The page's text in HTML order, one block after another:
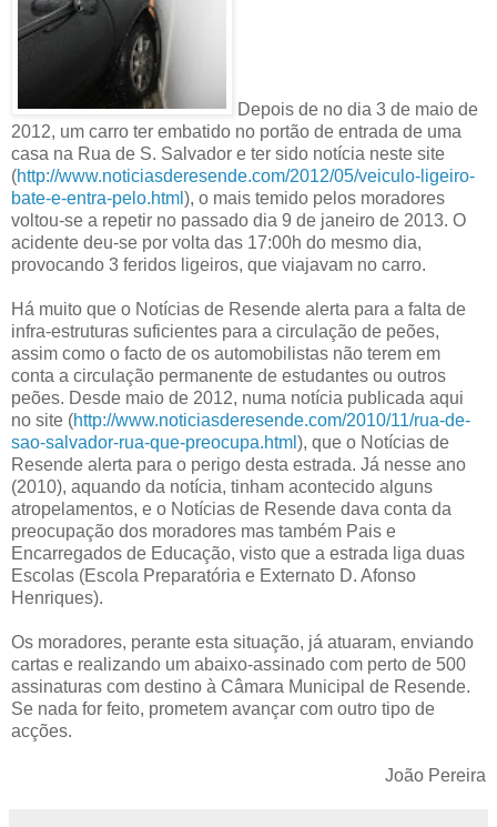
Depois de no dia 3 de maio de
2012, um carro ter embatido no portão de entrada de uma
casa na Rua de S. Salvador e ter sido notícia neste site
(http://www.noticiasderesende.com/2012/05/veiculo-ligeiro-
bate-e-entra-pelo.html ), o mais temido pelos moradores
voltou-se a repetir no passado dia 9 de janeiro de 2013. O
acidente deu-se por volta das 17:00h do mesmo dia,
provocando 3 feridos ligeiros, que viajavam no carro.
Há muito que o Notícias de Resende alerta para a falta de
infra-estruturas suficientes para a circulação de peões,
assim como o facto de os automobilistas não terem em
conta a circulação permanente de estudantes ou outros
peões. Desde maio de 2012, numa notícia publicada aqui
no site (http://www.noticiasderesende.com/2010/11/rua-de-
sao-salvador-rua-que-preocupa.html ), que o Notícias de
Resende alerta para o perigo desta estrada. Já nesse ano
(2010), aquando da notícia, tinham acontecido alguns
atropelamentos, e o Notícias de Resende dava conta da
preocupação dos moradores mas também Pais e
Encarregados de Educação, visto que a estrada liga duas
Escolas (Escola Preparatória e Externato D. Afonso
Henriques).
Os moradores, perante esta situação, já atuaram, enviando
cartas e realizando um abaixo-assinado com perto de 500
assinaturas com destino à Câmara Municipal de Resende.
Se nada for feito, prometem avançar com outro tipo de
acções.
João Pereira